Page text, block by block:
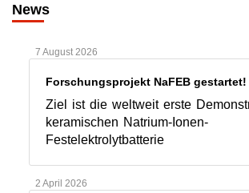
News
7 August 2026
Forschungsprojekt NaFEB gestartet!
Ziel ist die weltweit erste
keramischen Natrium-Ionen-
Festelektrolytbatterie
2 April 2026